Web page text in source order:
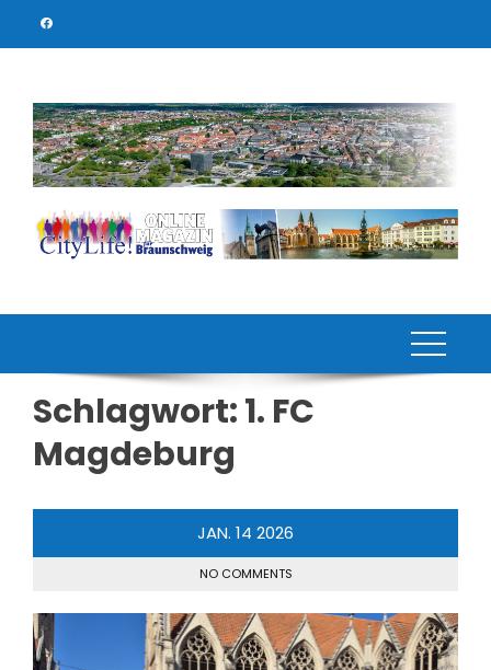
Schlagwort:1. FC
Magdeburg
JAN. 14 2026
NO COMMENTS